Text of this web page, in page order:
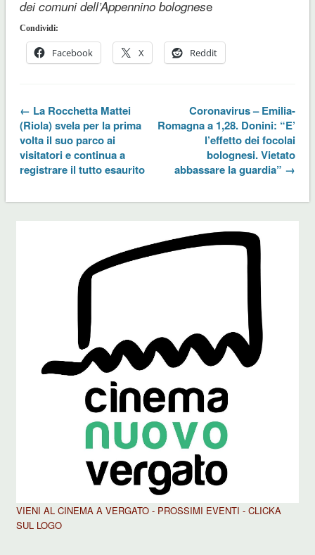
dei comuni dell’Appennino bolognese
Condividi:
Facebook X Reddit
← La Rocchetta Mattei
(Riola) svela per la prima
volta il suo parco ai
visitatori e continua a
registrare il tutto esaurito
Coronavirus – Emilia-
Romagna a 1,28. Donini: “E’
l’effetto dei focolai
bolognesi. Vietato
abbassare la guardia” →
VIENI AL CINEMA A VERGATO - PROSSIMI EVENTI - CLICKA
SUL LOGO